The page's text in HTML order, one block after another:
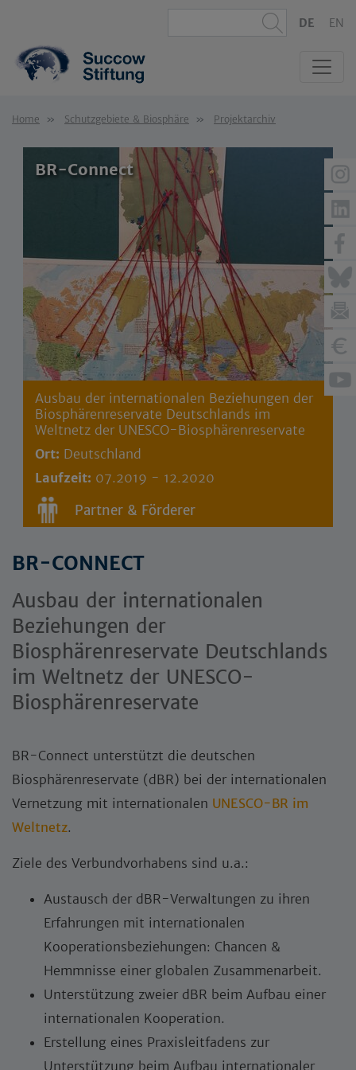
DE EN
Home Schutzgebiete & Biosphäre Projektarchiv
BR-CONNECT
Ausbau der internationalen
Beziehungen der
Biosphärenreservate Deutschlands
im Weltnetz der UNESCO-
Biosphärenreservate
BR-Connect unterstützt die deutschen
Biosphärenreservate (dBR) bei der internationalen
Vernetzung mit internationalen UNESCO-BR im
Weltnetz.
Ziele des Verbundvorhabens sind u.a.:
Austausch der dBR-Verwaltungen zu ihren
Erfahrungen mit internationalen
Kooperationsbeziehungen: Chancen &
Hemmnisse einer globalen Zusammenarbeit.
Unterstützung zweier dBR beim Aufbau einer
internationalen Kooperation.
Erstellung eines Praxisleitfadens zur
Unterstützung beim Aufbau internationaler
BR-Connect
Ausbau der internationalen Beziehungen der
Biosphärenreservate Deutschlands im
Weltnetz der UNESCO-Biosphärenreservate
Ort: Deutschland
Laufzeit: 07.2019 - 12.2020
Partner & Förderer